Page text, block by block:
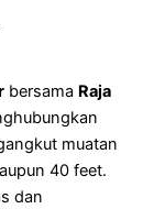
bersama Raja
muatan
40 feet.
dan